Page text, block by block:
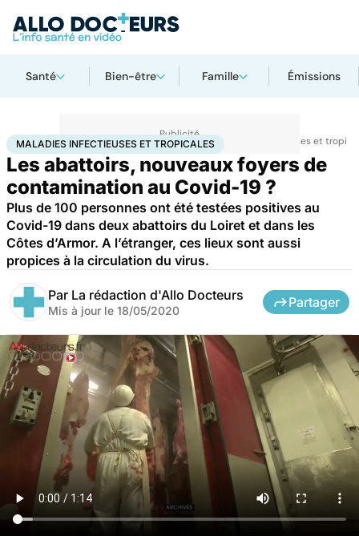
Santé Bien-être Famille Émissions
AccueilSantéMaladiesMaladies infectieusesMaladies infectieuses et
MALADIES INFECTIEUSES ET TROPICALES
Les abattoirs, nouveaux foyers de
contamination au Covid-19 ?
Plus de 100 personnes ont été testées positives au
Covid-19 dans deux abattoirs du Loiret et dans les
Côtes d’Armor. A l’étranger, ces lieux sont aussi
propices à la circulation du virus.
Par La rédaction d'Allo Docteurs
Mis à jour le 18/05/2020
Partager